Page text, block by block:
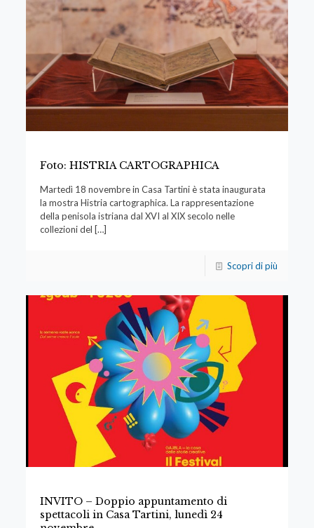
Foto: HISTRIA CARTOGRAPHICA
Martedì 18 novembre in Casa Tartini è stata inaugurata
la mostra Histria cartographica. La rappresentazione
della penisola istriana dal XVI al XIX secolo nelle
collezioni del […]
Scopri di più
INVITO – Doppio appuntamento di
spettacoli in Casa Tartini, lunedì 24